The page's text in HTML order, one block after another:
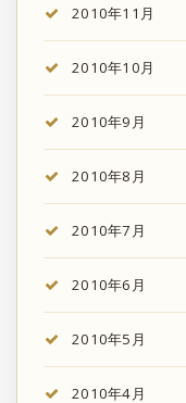
2010年11月
2010年10月
2010年9月
2010年8月
2010年7月
2010年6月
2010年5月
2010年4月